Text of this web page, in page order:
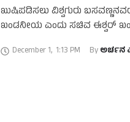
ಖುಷಿಪಡಿಸಲು ವಿಶ್ವಗುರು
ಖಂಡನೀಯ ಎಂದು ಸಚಿವ ಈಶ್ವರ್‌
December 1, 1:13 PM By